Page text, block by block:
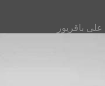
علی باقرپور